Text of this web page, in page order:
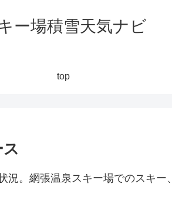
ー場積雪天気ナビ
top
。網張温泉スキー場でのスキー、